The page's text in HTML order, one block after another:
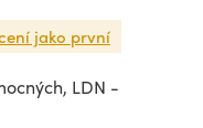
jako první
LDN -